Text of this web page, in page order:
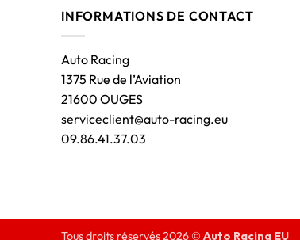
INFORMATIONS DE CONTACT
Auto Racing
1375 Rue de l’Aviation
21600 OUGES
serviceclient@auto-racing.eu
09.86.41.37.03
Tous droits réservés 2026 © Auto Racing EU